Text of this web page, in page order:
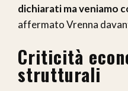
dichiarati ma veniamo
affermato Vrenna
Criticità
strutturali